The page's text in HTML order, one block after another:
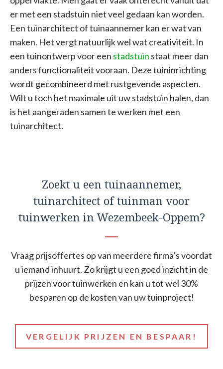
er met een stadstuin niet veel gedaan kan worden.
Een tuinarchitect of tuinaannemer kan er wat van
maken. Het vergt natuurlijk wel wat creativiteit. In
een tuinontwerp voor een stadstuin staat meer dan
anders functionaliteit vooraan. Deze tuininrichting
wordt gecombineerd met rustgevende aspecten.
Wilt u toch het maximale uit uw stadstuin halen, dan
is het aangeraden samen te werken met een
tuinarchitect.
Zoekt u een tuinaannemer,
tuinarchitect of tuinman voor
tuinwerken in Wezembeek-Oppem?
Vraag prijsoffertes op van meerdere firma’s voordat
u iemand inhuurt. Zo krijgt u een goed inzicht in de
prijzen voor tuinwerken en kan u tot wel 30%
besparen op de kosten van uw tuinproject!
VERGELIJK PRIJZEN EN BESPAAR!